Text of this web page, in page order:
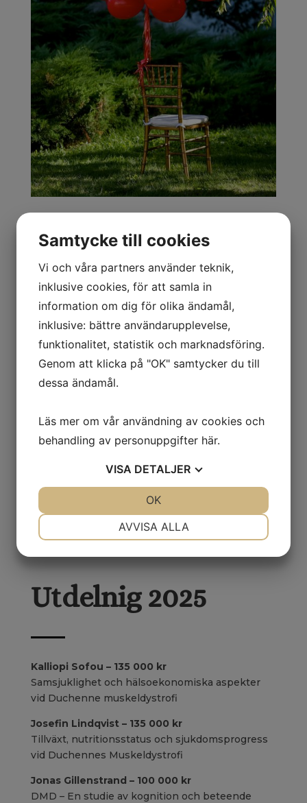
Ansökan
Ansökningstiden för 2025 är stängd
Sista ansökningsdagen var 1 december.
Beslut togs av styrelsen den 16 december.
Frågor
forskningsstipendium@smdf.se
Stängd fram till nästa ansökningsperiod.
Utdelnig 2025
Kalliopi Sofou – 135 000 kr
Samsjuklighet och hälsoekonomiska aspekter
vid Duchenne muskeldystrofi
Josefin Lindqvist – 135 000 kr
Tillväxt, nutritionsstatus och sjukdomsprogress
vid Duchennes Muskeldystrofi
Jonas Gillenstrand – 100 000 kr
DMD – En studie av kognition och beteende
Samtycke till cookies
Vi och våra partners använder teknik,
inklusive cookies, för att samla in
information om dig för olika ändamål,
inklusive: bättre användarupplevelse,
funktionalitet, statistik och marknadsföring.
Genom att klicka på "OK" samtycker du till
dessa ändamål.
Läs mer om vår användning av cookies och
behandling av personuppgifter här.
VISA DETALJER
AVVISA ALLA
OK